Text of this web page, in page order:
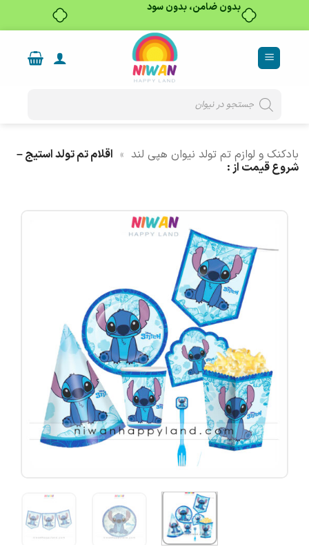
بدون ضامن، بدون سود
content
search
بادکنک و لوازم تم تولد نیوان هپی لند » اقلام تم تولد استیج –
شروع قیمت از :